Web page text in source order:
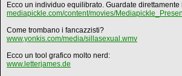
Ecco un individuo equilibrato. Guardate direttamente
mediapickle.com/content/movies/
Come trombano i fancazzisti?
www.yonkis.com/media/sillasexual.wmv
Ecco un tool grafico molto nerd:
www.letterjames.de